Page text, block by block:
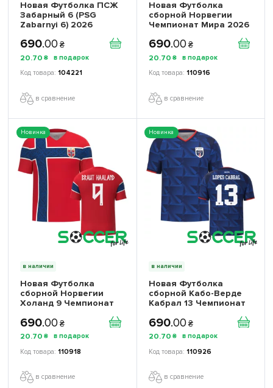
Новая Футболка ПСЖ
Забарный 6 (PSG
Zabarnyi 6) 2026
16264310 цвет: белый
690.00 ₴
20.70 ₴
104221
в сравнение
Новая Футболка
сборной Норвегии
Чемпионат Мира 2026
игровая/повседневная
17261302 цвет:
красный
690.00 ₴
20.70 ₴
110916
в сравнение
Новинка
в наличии
Новая Футболка
сборной Норвегии
Холанд 9 Чемпионат
World Cup 2026)
игровая/повседневная
17261502 цвет:
красный
690.00 ₴
20.70 ₴
110918
в сравнение
Новинка
в наличии
Новая Футболка
сборной Кабо-Верде
Кабрал 13 Чемпионат
World Cup 2026)
игровая/повседневная
17262312 цвет: темно-
синий
690.00 ₴
20.70 ₴
110926
в сравнение